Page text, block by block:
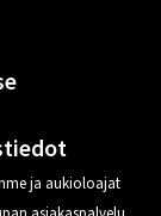
ja aukioloajat